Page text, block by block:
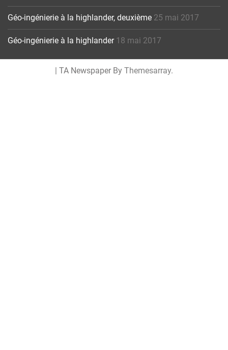
Géo-ingénierie à la highlander, deuxième 25 mai 2017
Géo-ingénierie à la highlander 18 mai 2017
| TA Newspaper By Themesarray.